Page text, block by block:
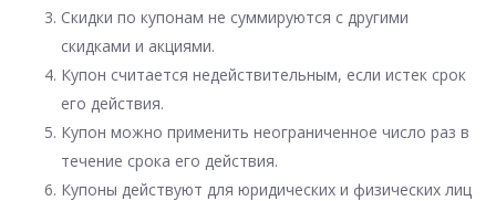
Скидки по купонам не суммируются с другими
скидками и акциями.
Купон считается недействительным, если истек срок
его действия.
Купон можно применить неограниченное число раз в
течение срока его действия.
Купоны действуют для юридических и физических лиц